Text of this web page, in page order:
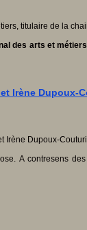
des arts et
Irène Dupoux-
A contresens